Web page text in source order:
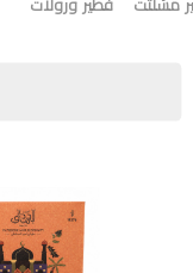
مشلتت فطير ورولات